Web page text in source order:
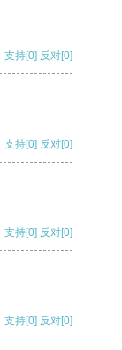
支持[0] 反对[0]
支持[0] 反对[0]
支持[0] 反对[0]
支持[0] 反对[0]